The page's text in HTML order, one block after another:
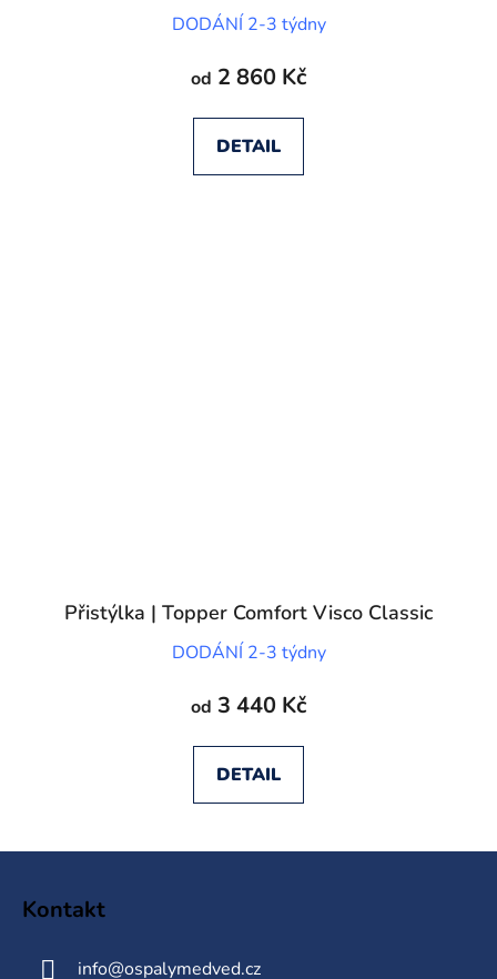
DODÁNÍ 2-3 týdny
od 2 860 Kč
DETAIL
Přistýlka | Topper Comfort Visco Classic
DODÁNÍ 2-3 týdny
od 3 440 Kč
DETAIL
Kontakt
info@ospalymedved.cz